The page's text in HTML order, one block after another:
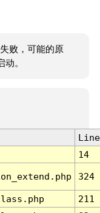
败，可能的原
。
Line
14
324
211